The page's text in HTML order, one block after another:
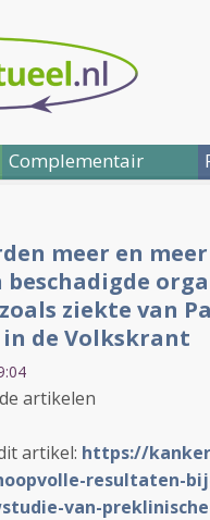
Complementair
meer en
ziekte van
in de Volkskrant
artikelen
artikel: https://
resultaten-
van-